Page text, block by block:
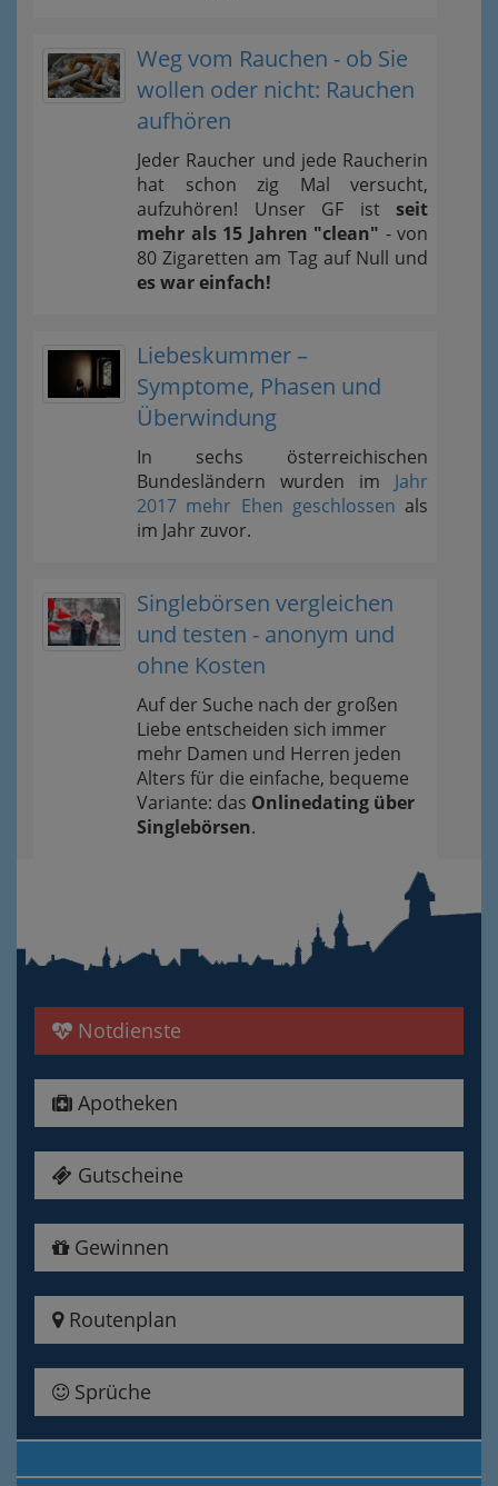
Weg vom Rauchen - ob Sie
wollen oder nicht: Rauchen
aufhören
Jeder Raucher und jede Raucherin
hat schon zig Mal versucht,
aufzuhören! Unser GF ist seit
mehr als 15 Jahren "clean" - von
80 Zigaretten am Tag auf Null und
es war einfach!
Liebeskummer –
Symptome, Phasen und
Überwindung
In sechs österreichischen
Bundesländern wurden im Jahr
2017 mehr Ehen geschlossen als
im Jahr zuvor.
Singlebörsen vergleichen
und testen - anonym und
ohne Kosten
Auf der Suche nach der großen
Liebe entscheiden sich immer
mehr Damen und Herren jeden
Alters für die einfache, bequeme
Variante: das Onlinedating über
Singlebörsen.
Notdienste
Apotheken
Gutscheine
Gewinnen
Routenplan
Sprüche